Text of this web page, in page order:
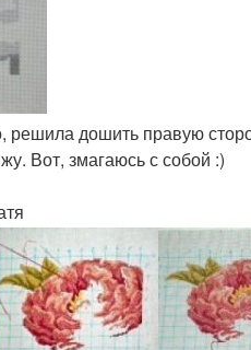
решила дошить правую
Вот, змагаюсь с собой :)